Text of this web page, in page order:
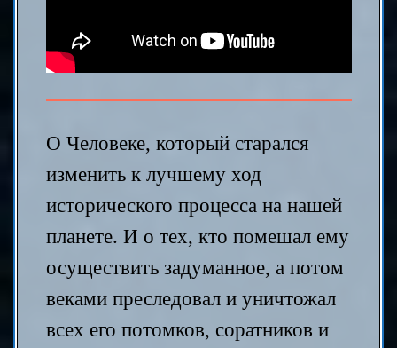
О Человеке, который старался
изменить к лучшему ход
исторического процесса на нашей
планете. И о тех, кто помешал ему
осуществить задуманное, а потом
веками преследовал и уничтожал
всех его потомков, соратников и